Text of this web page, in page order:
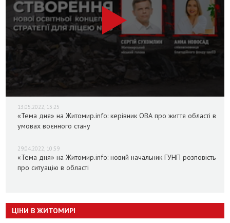
13.05.2022, 13:25
«Тема дня» на Житомир.info: керівник ОВА про життя області в
умовах воєнного стану
29.04.2022, 10:59
«Тема дня» на Житомир.info: новий начальник ГУНП розповість
про ситуацію в області
ЦІНИ В ЖИТОМИРІ